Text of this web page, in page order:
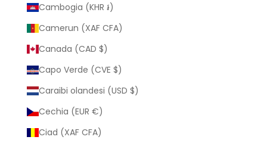
Cambogia (KHR ៛)
Camerun (XAF CFA)
Canada (CAD $)
Capo Verde (CVE $)
Caraibi olandesi (USD $)
Cechia (EUR €)
Ciad (XAF CFA)